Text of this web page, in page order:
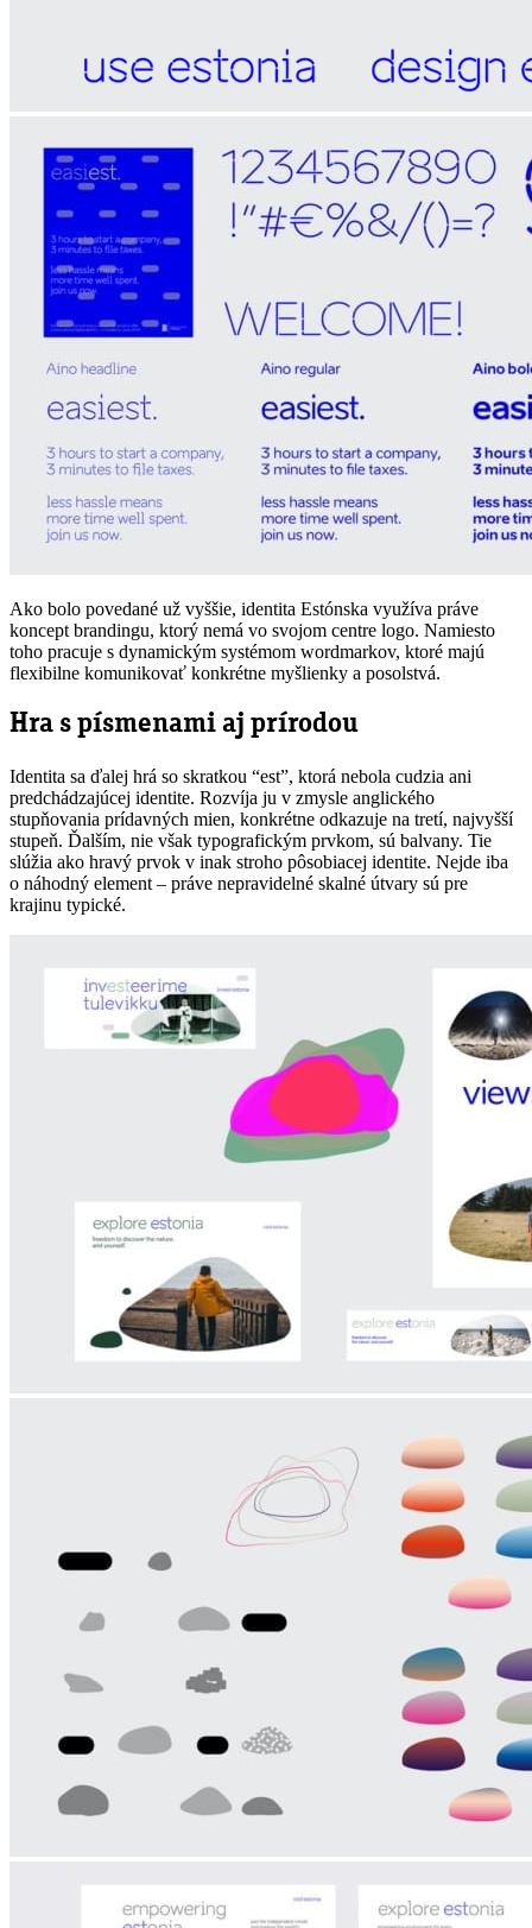
Ako bolo povedané už vyššie, identita Estónska využíva práve
koncept brandingu, ktorý nemá vo svojom centre logo. Namiesto
toho pracuje s dynamickým systémom wordmarkov, ktoré majú
flexibilne komunikovať konkrétne myšlienky a posolstvá.
Hra s písmenami aj prírodou
Identita sa ďalej hrá so skratkou “est”, ktorá nebola cudzia ani
predchádzajúcej identite. Rozvíja ju v zmysle anglického
stupňovania prídavných mien, konkrétne odkazuje na tretí, najvyšší
stupeň. Ďalším, nie však typografickým prvkom, sú balvany. Tie
slúžia ako hravý prvok v inak stroho pôsobiacej identite. Nejde iba
o náhodný element – práve nepravidelné skalné útvary sú pre
krajinu typické.